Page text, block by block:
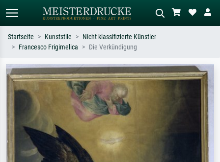
Suchen Sie nach Künstlern, Werktiteln
oder Stilen – z.B. Monet,
Sternennacht, Impressionismus, Welle
Hokusai, Akt.
Beschreiben Sie die Szene – z.B. Grüne
Wiese, Abstrakt mit viel Rot, Dunkles
Ölgemälde, Stehender Akt neben einem
Startseite Kunststile
Nicht klassifizierte Künstler
Francesco Frigimelica
Die Verkündigung